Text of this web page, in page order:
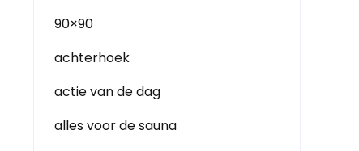
90×90
achterhoek
actie van de dag
alles voor de sauna